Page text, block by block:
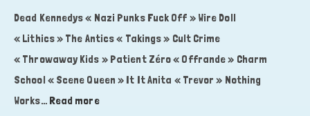
Dead Kennedys « Nazi Punks Fuck Off » Wire Doll
« Lithics » The Antics « Takings » Cult Crime
« Throwaway Kids » Patient Zéro « Offrande » Charm
School « Scene Queen » It It Anita « Trevor » Nothing
Works… Read more: